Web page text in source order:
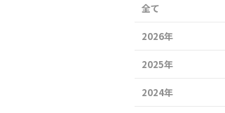
全て
2026年
2025年
2024年